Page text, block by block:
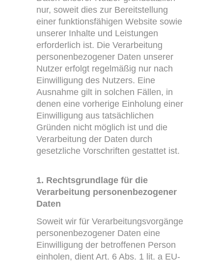
nur, soweit dies zur Bereitstellung
einer funktionsfähigen Website sowie
unserer Inhalte und Leistungen
erforderlich ist. Die Verarbeitung
personenbezogener Daten unserer
Nutzer erfolgt regelmäßig nur nach
Einwilligung des Nutzers. Eine
Ausnahme gilt in solchen Fällen, in
denen eine vorherige Einholung einer
Einwilligung aus tatsächlichen
Gründen nicht möglich ist und die
Verarbeitung der Daten durch
gesetzliche Vorschriften gestattet ist.
1. Rechtsgrundlage für die
Verarbeitung personenbezogener
Daten
Soweit wir für Verarbeitungsvorgänge
personenbezogener Daten eine
Einwilligung der betroffenen Person
einholen, dient Art. 6 Abs. 1 lit. a EU-